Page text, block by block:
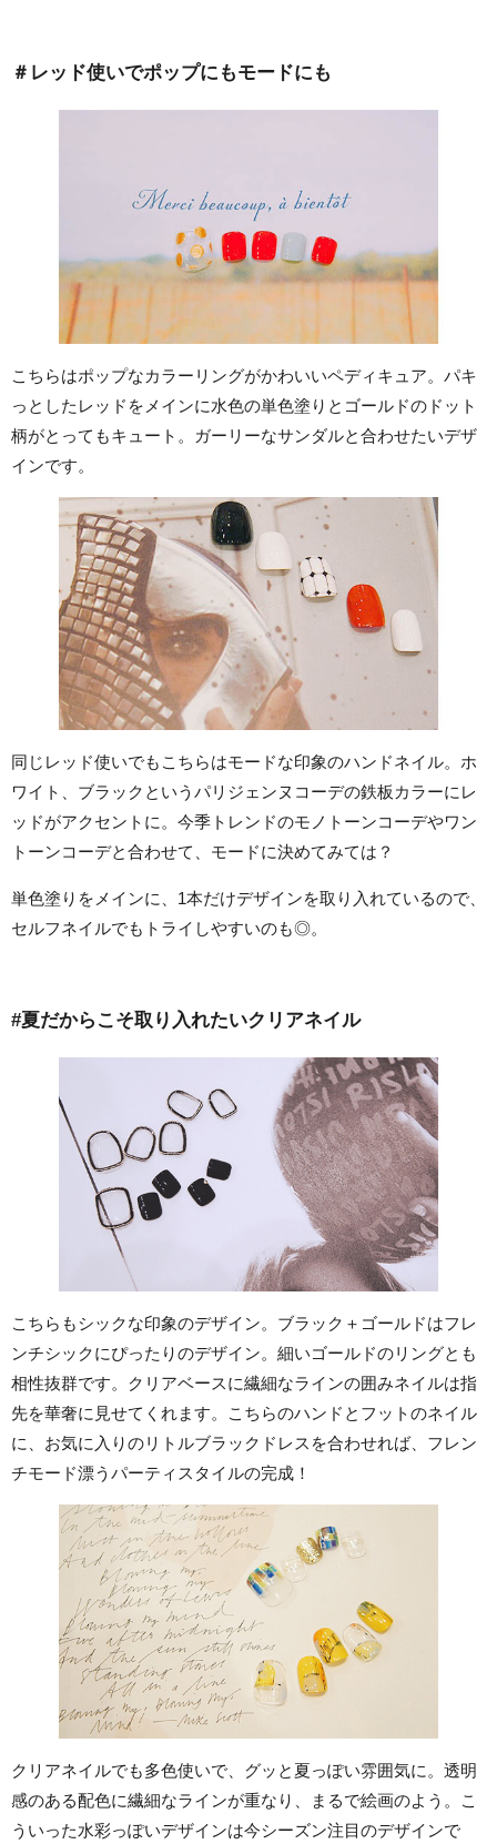
＃レッド使いでポップにもモードにも
こちらはポップなカラーリングがかわいいペディキュア。パキ
っとしたレッドをメインに水色の単色塗りとゴールドのドット
柄がとってもキュート。ガーリーなサンダルと合わせたいデザ
インです。
同じレッド使いでもこちらはモードな印象のハンドネイル。ホ
ワイト、ブラックというパリジェンヌコーデの鉄板カラーにレ
ッドがアクセントに。今季トレンドのモノトーンコーデやワン
トーンコーデと合わせて、モードに決めてみては？
単色塗りをメインに、1本だけデザインを取り入れているので、
セルフネイルでもトライしやすいのも◎。
#夏だからこそ取り入れたいクリアネイル
こちらもシックな印象のデザイン。ブラック＋ゴールドはフレ
ンチシックにぴったりのデザイン。細いゴールドのリングとも
相性抜群です。クリアベースに繊細なラインの囲みネイルは指
先を華奢に見せてくれます。こちらのハンドとフットのネイル
に、お気に入りのリトルブラックドレスを合わせれば、フレン
チモード漂うパーティスタイルの完成！
クリアネイルでも多色使いで、グッと夏っぽい雰囲気に。透明
感のある配色に繊細なラインが重なり、まるで絵画のよう。こ
ういった水彩っぽいデザインは今シーズン注目のデザインで